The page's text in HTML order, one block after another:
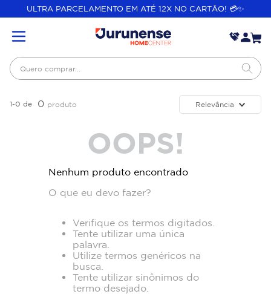
ULTRA PARCELAMENTO EM ATÉ 12X NO CARTÃO! 💳✨
Quero comprar...
1-0 de 0 produto Relevância
OOPS!
Nenhum produto encontrado
O que eu devo fazer?
Verifique os termos digitados.
Tente utilizar uma única
palavra.
Utilize termos genéricos na
busca.
Tente utilizar sinônimos do
termo desejado.